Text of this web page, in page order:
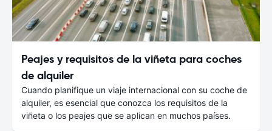
Peajes y requisitos de la viñeta para coches
de alquiler
Cuando planifique un viaje internacional con su coche de
alquiler, es esencial que conozca los requisitos de la
viñeta o los peajes que se aplican en muchos países.